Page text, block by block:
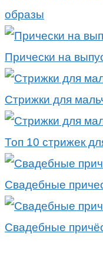
образы
Прически на
Стрижки для
Топ 10 стрижек
Свадебные
Свадебные